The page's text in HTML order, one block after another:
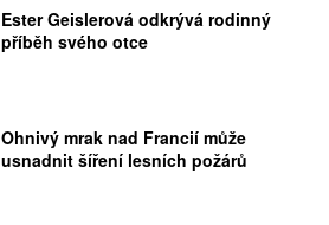
Ester Geislerová odkrývá rodinný
příběh svého otce
Ohnivý mrak nad Francií může
usnadnit šíření lesních požárů